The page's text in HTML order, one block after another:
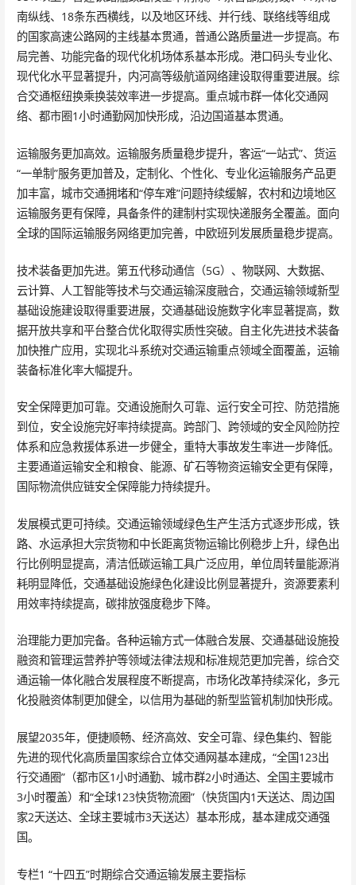
南纵线、18条东西横线，以及地区环线、并行线、联络线等组成
的国家高速公路网的主线基本贯通，普通公路质量进一步提高。布
局完善、功能完备的现代化机场体系基本形成。港口码头专业化、
现代化水平显著提升，内河高等级航道网络建设取得重要进展。综
合交通枢纽换乘换装效率进一步提高。重点城市群一体化交通网
络、都市圈1小时通勤网加快形成，沿边国道基本贯通。
运输服务更加高效。运输服务质量稳步提升，客运“一站式”、货运
“一单制”服务更加普及，定制化、个性化、专业化运输服务产品更
加丰富，城市交通拥堵和“停车难”问题持续缓解，农村和边境地区
运输服务更有保障，具备条件的建制村实现快递服务全覆盖。面向
全球的国际运输服务网络更加完善，中欧班列发展质量稳步提高。
技术装备更加先进。第五代移动通信（5G）、物联网、大数据、
云计算、人工智能等技术与交通运输深度融合，交通运输领域新型
基础设施建设取得重要进展，交通基础设施数字化率显著提高，数
据开放共享和平台整合优化取得实质性突破。自主化先进技术装备
加快推广应用，实现北斗系统对交通运输重点领域全面覆盖，运输
装备标准化率大幅提升。
安全保障更加可靠。交通设施耐久可靠、运行安全可控、防范措施
到位，安全设施完好率持续提高。跨部门、跨领域的安全风险防控
体系和应急救援体系进一步健全，重特大事故发生率进一步降低。
主要通道运输安全和粮食、能源、矿石等物资运输安全更有保障，
国际物流供应链安全保障能力持续提升。
发展模式更可持续。交通运输领域绿色生产生活方式逐步形成，铁
路、水运承担大宗货物和中长距离货物运输比例稳步上升，绿色出
行比例明显提高，清洁低碳运输工具广泛应用，单位周转量能源消
耗明显降低，交通基础设施绿色化建设比例显著提升，资源要素利
用效率持续提高，碳排放强度稳步下降。
治理能力更加完备。各种运输方式一体融合发展、交通基础设施投
融资和管理运营养护等领域法律法规和标准规范更加完善，综合交
通运输一体化融合发展程度不断提高，市场化改革持续深化，多元
化投融资体制更加健全，以信用为基础的新型监管机制加快形成。
展望2035年，便捷顺畅、经济高效、安全可靠、绿色集约、智能
先进的现代化高质量国家综合立体交通网基本建成，“全国123出
行交通圈”（都市区1小时通勤、城市群2小时通达、全国主要城市
3小时覆盖）和“全球123快货物流圈”（快货国内1天送达、周边国
家2天送达、全球主要城市3天送达）基本形成，基本建成交通强
国。
专栏1 “十四五”时期综合交通运输发展主要指标